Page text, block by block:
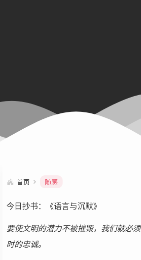
首页 随感
今日抄书：《语言与沉默》
要使文明的潜力不被摧毁，我们就必
时的忠诚。